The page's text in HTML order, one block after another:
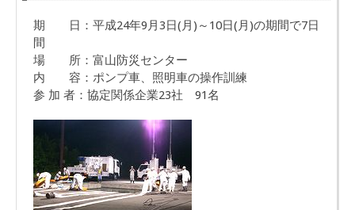
期 日：平成24年9月3日(月)～10日(月)の期間で7日
間
場 所：富山防災センター
内 容：ポンプ車、照明車の操作訓練
参 加 者：協定関係企業23社 91名